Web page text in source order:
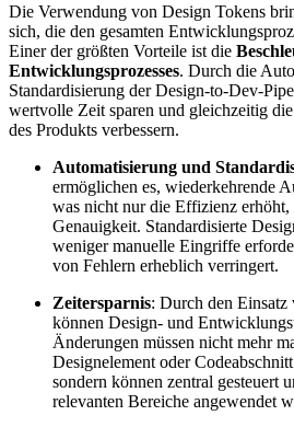
Die Verwendung von Design Tokens
sich, die den gesamten
Einer der größten Vorteile ist die
Entwicklungsprozesses. Durch die
Standardisierung der Design-to-Dev-
wertvolle Zeit sparen und gleichzeitig
des Produkts verbessern.
Automatisierung und
ermöglichen es, wiederkehrende
was nicht nur die Effizienz erhöht,
Genauigkeit. Standardisierte
weniger manuelle Eingriffe
von Fehlern erheblich verringert.
Zeitersparnis: Durch den
können Design- und
Änderungen müssen nicht mehr
Designelement oder
sondern können zentral gesteuert
relevanten Bereiche angewendet